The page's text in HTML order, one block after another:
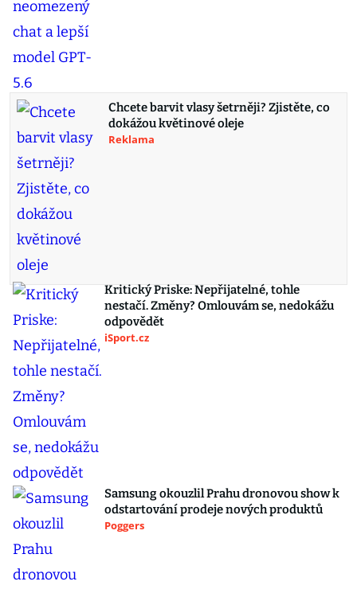
Chcete barvit vlasy šetrněji? Zjistěte, co
dokážou květinové oleje
Reklama
Kritický Priske: Nepřijatelné, tohle
nestačí. Změny? Omlouvám se, nedokážu
odpovědět
iSport.cz
Samsung okouzlil Prahu dronovou show k
odstartování prodeje nových produktů
Poggers